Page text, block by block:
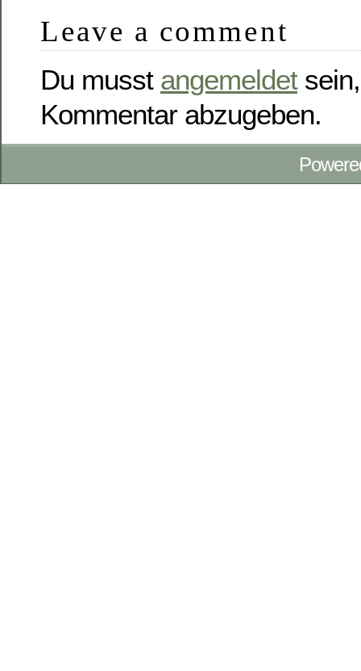
Leave a comment
Du musst angemeldet
Kommentar abzugeben.